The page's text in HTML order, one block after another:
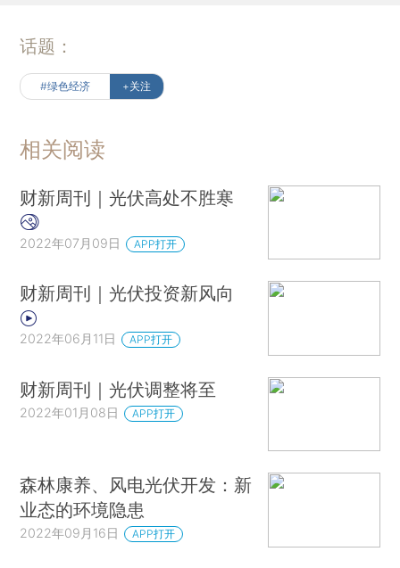
话题：
#绿色经济 +关注
相关阅读
财新周刊｜光伏高处不胜寒
2022年07月09日 APP打开
财新周刊｜光伏投资新风向
2022年06月11日 APP打开
财新周刊｜光伏调整将至
2022年01月08日 APP打开
森林康养、风电光伏开发：新
业态的环境隐患
2022年09月16日 APP打开